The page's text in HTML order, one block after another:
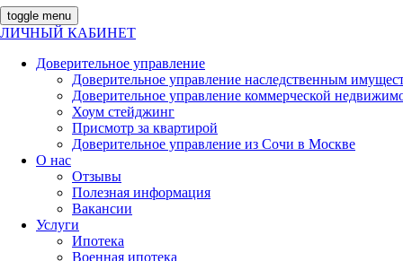
toggle menu
ЛИЧНЫЙ КАБИНЕТ
Доверительное управление
Доверительное управление наследственным
Доверительное управление коммерческой
Хоум стейджинг
Присмотр за квартирой
Доверительное управление из Сочи в Москве
О нас
Отзывы
Полезная информация
Вакансии
Услуги
Ипотека
Военная ипотека